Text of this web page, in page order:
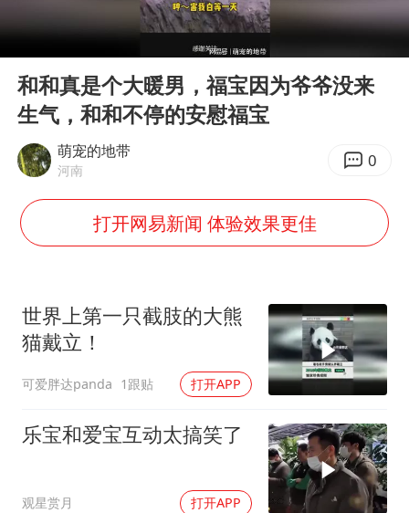
四川宜宾市高县4.9级地震致1人死亡
中巨芯：上半年归母净利润1405.77万元
胡彦斌韩磊 谁帮谁
夯实基础开新局
Play
00:00
和和真是个大暖男，福宝因为爷爷没来
生气，和和不停的安慰福宝
萌宠的地带
河南 0
打开网易新闻 体验效果更佳
世界上第一只截肢的大熊
猫戴立！
可爱胖达panda 1跟贴 打开APP
乐宝和爱宝互动太搞笑了
观星赏月 打开APP